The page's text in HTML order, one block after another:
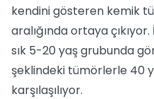
kendini gösteren kemik
aralığında ortaya
sık 5-20 yaş grubunda
şeklindeki tümörlerle 40
karşılaşılıyor.